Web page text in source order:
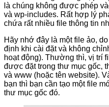
là chúng không được phép
và wp-includes. Rất hợp lý
chứa rất nhiều file thông tin
Hãy nhớ đây là một file ảo,
định khi cài đặt và không
hoạt động). Thường thì, vị trí
được đặt trong thư mục gốc,
và www (hoặc tên website).
bạn thì bạn cần tạo một file
thư mục gốc đó.